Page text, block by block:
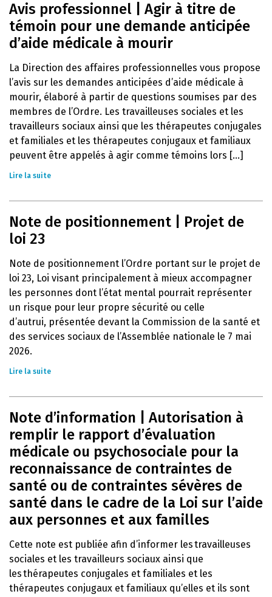
Avis professionnel | Agir à titre de
témoin pour une demande anticipée
d’aide médicale à mourir
La Direction des affaires professionnelles vous propose
l’avis sur les demandes anticipées d’aide médicale à
mourir, élaboré à partir de questions soumises par des
membres de l’Ordre. Les travailleuses sociales et les
travailleurs sociaux ainsi que les thérapeutes conjugales
et familiales et les thérapeutes conjugaux et familiaux
peuvent être appelés à agir comme témoins lors [...]
Lire la suite
Note de positionnement | Projet de
loi 23
Note de positionnement l’Ordre portant sur le projet de
loi 23, Loi visant principalement à mieux accompagner
les personnes dont l’état mental pourrait représenter
un risque pour leur propre sécurité ou celle
d’autrui, présentée devant la Commission de la santé et
des services sociaux de l’Assemblée nationale le 7 mai
2026.
Lire la suite
Note d’information | Autorisation à
remplir le rapport d’évaluation
médicale ou psychosociale pour la
reconnaissance de contraintes de
santé ou de contraintes sévères de
santé dans le cadre de la Loi sur l’aide
aux personnes et aux familles
Cette note est publiée afin d’informer les travailleuses
sociales et les travailleurs sociaux ainsi que
les thérapeutes conjugales et familiales et les
thérapeutes conjugaux et familiaux qu’elles et ils sont